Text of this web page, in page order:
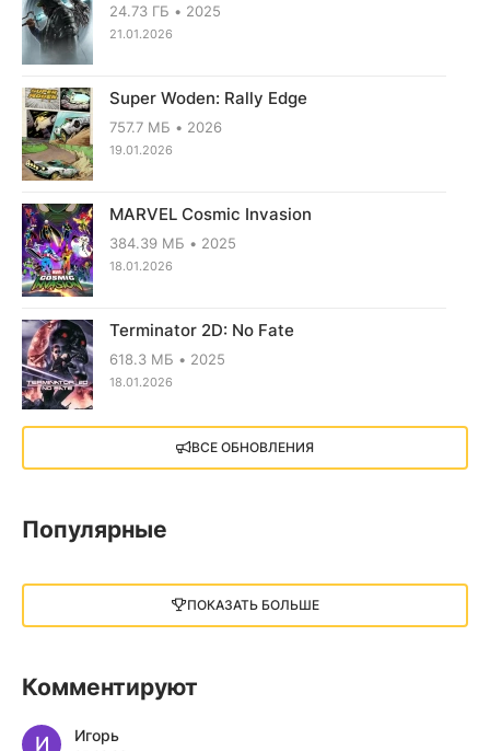
24.73 ГБ 2025
21.01.2026
Super Woden: Rally Edge
757.7 МБ 2026
19.01.2026
MARVEL Cosmic Invasion
384.39 МБ 2025
18.01.2026
Terminator 2D: No Fate
618.3 МБ 2025
18.01.2026
X4: Foundations (2018)
13.73 GB 2018
13 ГБ 2025
illWill
04.12.2025
ВСЕ ОБНОВЛЕНИЯ
Популярные
ПОКАЗАТЬ БОЛЬШЕ
Комментируют
Игорь
И